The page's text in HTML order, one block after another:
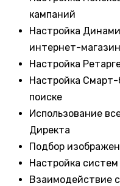
кампаний
Настройка
интернет-
Настройка
Настройка Смарт-
поиске
Использование
Директа
Подбор
Настройка
Взаимодействие